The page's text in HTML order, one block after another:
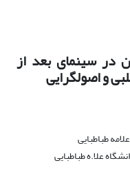
در سینمای بعد از
و اصولگرایی
طباطبایی
علا.ه طباطبایی